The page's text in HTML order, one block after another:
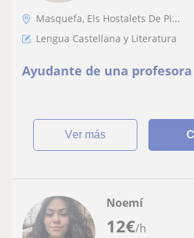
Masquefa, Els Hostalets De Pi...
Lengua Castellana y Literatura
Ayudante de una profesora
ver más
12€/h
Noemí